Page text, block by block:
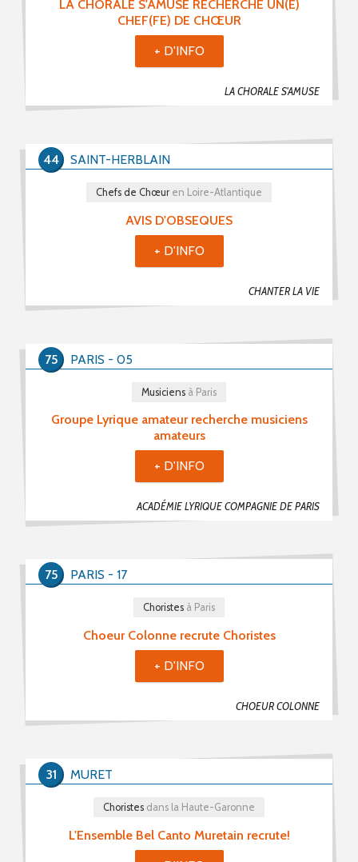
LA CHORALE S'AMUSE RECHERCHE UN(E)
CHEF(FE) DE CHŒUR
LA CHORALE S'AMUSE
+ D'INFO
AVIS D'OBSEQUES
CHANTER LA VIE
Chefs de Chœur en Loire-Atlantique
SAINT-HERBLAIN
44
+ D'INFO
Groupe Lyrique amateur recherche musiciens
amateurs
ACADÉMIE LYRIQUE COMPAGNIE DE PARIS
Musiciens à Paris
PARIS - 05
75
+ D'INFO
Choeur Colonne recrute Choristes
CHOEUR COLONNE
Choristes à Paris
PARIS - 17
75
+ D'INFO
L'Ensemble Bel Canto Muretain recrute!
Choristes dans la Haute-Garonne
MURET
31